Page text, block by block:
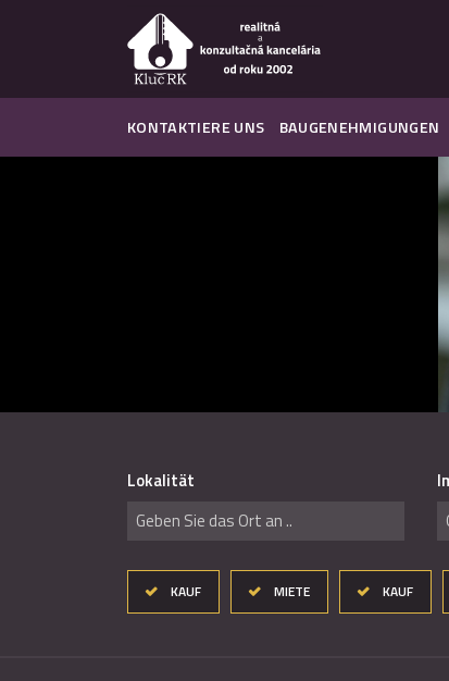
KONTAKTIERE UNS BAUGENEHMIGUNGEN
Lokalität
Geben Sie das Ort an ..
KAUF MIETE KAUF